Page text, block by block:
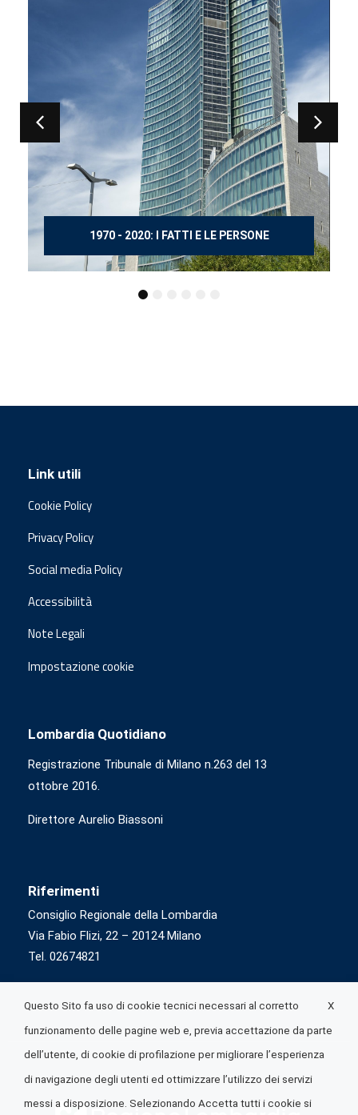
150 ANNI DOPO MANZONI
Link utili
Cookie Policy
Privacy Policy
Social media Policy
Accessibilità
Note Legali
Impostazione cookie
Lombardia Quotidiano
Registrazione Tribunale di Milano n.263 del 13
ottobre 2016.
Direttore Aurelio Biassoni
Riferimenti
Consiglio Regionale della Lombardia
Via Fabio Flizi, 22 – 20124 Milano
Tel. 02674821
X
Questo Sito fa uso di cookie tecnici necessari al corretto
funzionamento delle pagine web e, previa accettazione da parte
dell’utente, di cookie di profilazione per migliorare l’esperienza
di navigazione degli utenti ed ottimizzare l’utilizzo dei servizi
messi a disposizione. Selezionando Accetta tutti i cookie si